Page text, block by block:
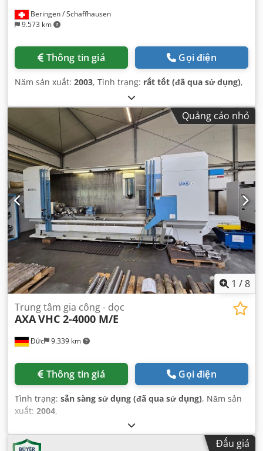
Beringen / Schaffhausen
9.573 km
Thông tin giá Gọi điện
Năm sản xuất: 2003, Tình trạng: rất tốt (đã qua sử dụng),
Quảng cáo nhỏ
1 /8
Đức 9.339 km
Trung tâm gia công - dọc
AXAVHC 2-4000 M/E
Thông tin giá Gọi điện
Tình trạng: sẵn sàng sử dụng (đã qua sử dụng), Năm sản
xuất: 2004,
Đấu giá